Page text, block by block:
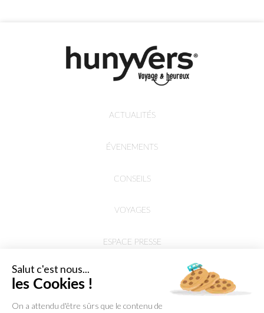
ACTUALITÉS
ÉVENEMENTS
CONSEILS
VOYAGES
ESPACE PRESSE
Salut c'est nous...
les Cookies !
On a attendu d'être sûrs que le contenu de